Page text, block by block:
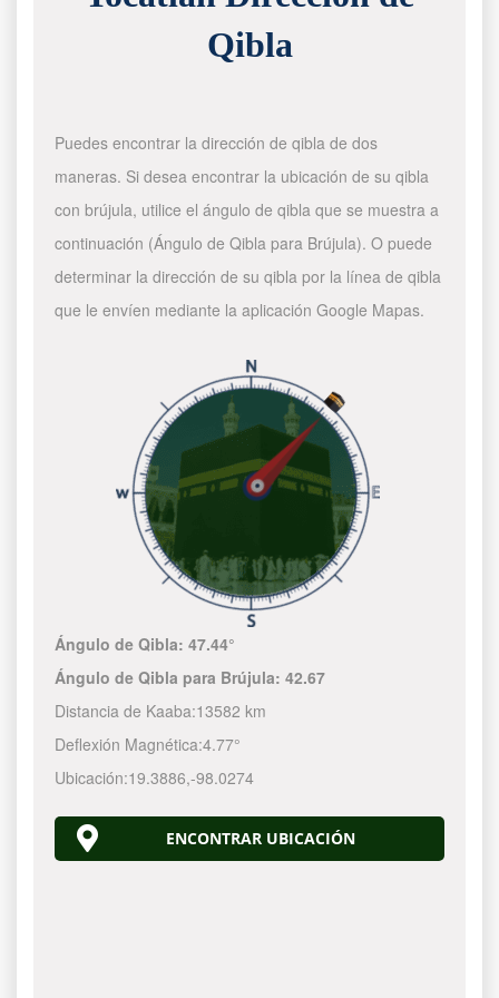
Qibla
Puedes encontrar la dirección de qibla de dos
maneras. Si desea encontrar la ubicación de su qibla
con brújula, utilice el ángulo de qibla que se muestra a
continuación (Ángulo de Qibla para Brújula). O puede
determinar la dirección de su qibla por la línea de qibla
que le envíen mediante la aplicación Google Mapas.
Ángulo de Qibla:47.44°
Ángulo de Qibla para Brújula:42.67
Distancia de Kaaba:13582 km
Deflexión Magnética:4.77°
Ubicación:19.3886,-98.0274
ENCONTRAR UBICACIÓN